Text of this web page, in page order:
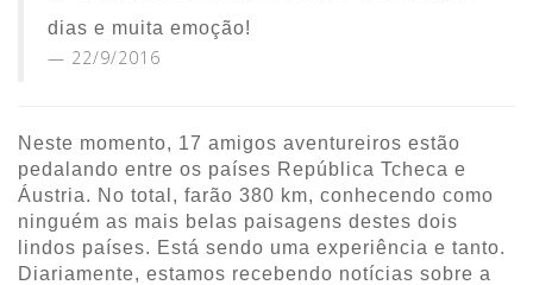
dias e muita emoção!
22/9/2016
Neste momento, 17 amigos aventureiros estão
pedalando entre os países República Tcheca e
Áustria. No total, farão 380 km, conhecendo como
ninguém as mais belas paisagens destes dois
lindos países. Está sendo uma experiência e tanto.
Diariamente, estamos recebendo notícias sobre a